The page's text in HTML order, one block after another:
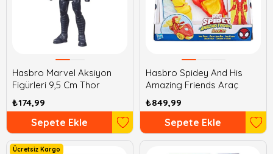
Hasbro Marvel Aksiyon
Figürleri 9,5 Cm Thor
₺174,99
Sepete Ekle
Hasbro Spidey And His
Amazing Friends Araç
₺849,99
Sepete Ekle
Ücretsiz Kargo